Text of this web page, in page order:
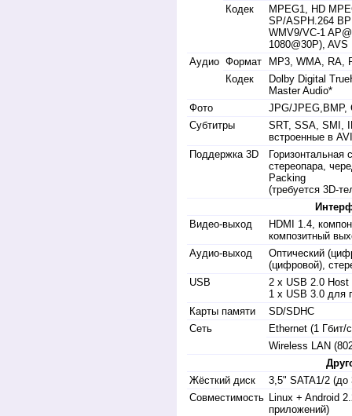
Кодек
MPEG1, HD
SP/ASPH.264
WMV9/VC-1
1080@30P), AVS
Аудио Формат
MP3, WMA, RA,
Кодек
Dolby Digital
Master Audio*
Фото
JPG/JPEG,BMP,
Субтитры
SRT, SSA, SMI,
встроенные в
Поддержка 3D
Горизонтальная
стереопара,
Packing
(требуется 3D-
Видео-выход
HDMI 1.4,
композитный
Аудио-выход
Оптический
(цифровой),
USB
2 x USB 2.0 Host
1 x USB 3.0 для
Карты памяти
SD/SDHC
Сеть
Ethernet (1 Гбит/
Wireless LAN
Жёсткий диск
3,5" SATA1/2 (до
Совместимость
Linux + Android
приложений)